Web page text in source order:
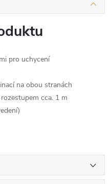
pro uchycení
na obou stranách
cca. 1 m